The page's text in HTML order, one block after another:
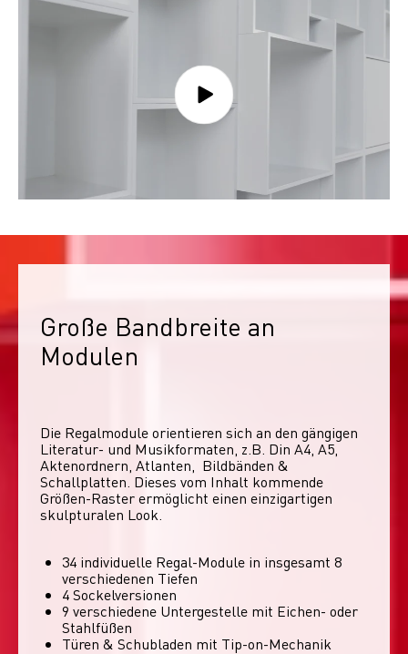
Große Bandbreite an
Modulen
Die Regalmodule orientieren sich an den gängigen
Literatur- und Musikformaten, z.B. Din A4, A5,
Aktenordnern, Atlanten,  Bildbänden &
Schallplatten. Dieses vom Inhalt kommende
Größen-Raster ermöglicht einen einzigartigen
skulpturalen Look.
34 individuelle Regal-Module​ in insgesamt 8
verschiedenen Tiefen
4 Sockelversionen​
9 verschiedene Untergestelle mit Eichen- oder
Stahlfüßen
Türen & Schubladen mit Tip-on-Mechanik